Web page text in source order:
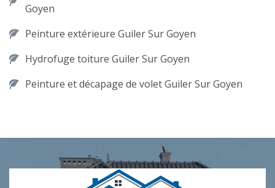
Goyen
Peinture extérieure Guiler Sur Goyen
Hydrofuge toiture Guiler Sur Goyen
Peinture et décapage de volet Guiler Sur Goyen